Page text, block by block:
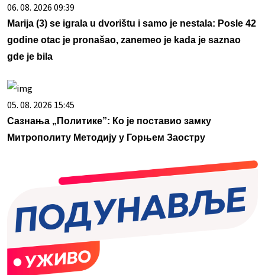
06. 08. 2026 09:39
Marija (3) se igrala u dvorištu i samo je nestala: Posle 42
godine otac je pronašao, zanemeo je kada je saznao
gde je bila
05. 08. 2026 15:45
Сазнања „Политике”: Ко је поставио замку
Митрополиту Методију у Горњем Заостру